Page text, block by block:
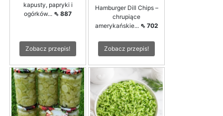
kapusty, papryki i
ogórków... ⇖ 887
Zobacz przepis!
Hamburger Dill Chips –
chrupiące
amerykańskie... ⇖ 702
Zobacz przepis!